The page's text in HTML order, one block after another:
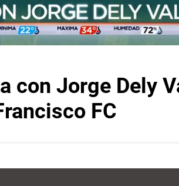
con Jorge Dely
FC